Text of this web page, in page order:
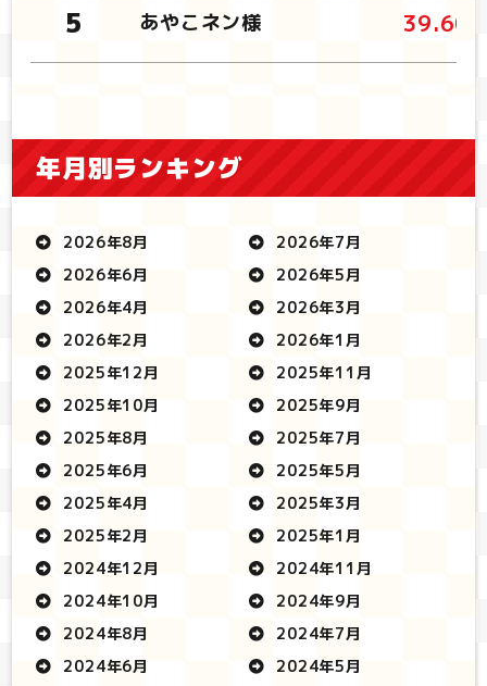
あやこネン様
年月別ランキング
2026年8月
2026年7月
2026年6月
2026年5月
2026年4月
2026年3月
2026年2月
2026年1月
2025年12月
2025年11月
2025年10月
2025年9月
2025年8月
2025年7月
2025年6月
2025年5月
2025年4月
2025年3月
2025年2月
2025年1月
2024年12月
2024年11月
2024年10月
2024年9月
2024年8月
2024年7月
2024年6月
2024年5月